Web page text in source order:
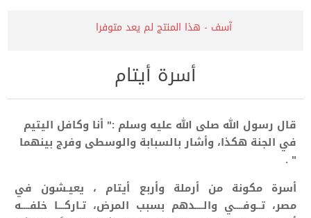
آسف - هذا المنتج لم يعد متوفرا
أسرة أيتام
قال رسول الله صلى الله عليه وسلم :" أنا وكافل اليتيم
في الجنة هكذا، وأشار بالسبابة والوسطى وفرج بينهما
" .
أسرة مكونة من أرملة وأربع أيتام ، يعيـشون في
مصر، تــوفــــي والــــدهم بسبب المرض، تـاركـــا خلفــــه